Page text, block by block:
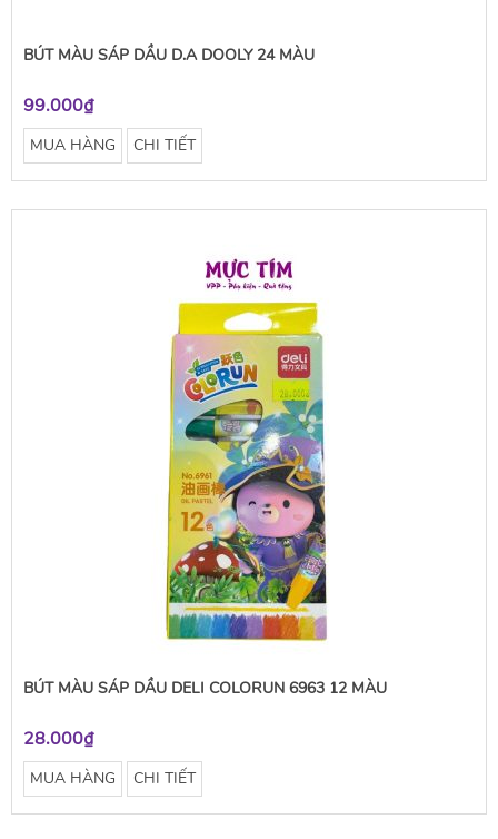
BÚT MÀU SÁP DẦU D.A DOOLY 24 MÀU
99.000₫
MUA HÀNG CHI TIẾT
BÚT MÀU SÁP DẦU DELI COLORUN 6963 12 MÀU
28.000₫
MUA HÀNG CHI TIẾT